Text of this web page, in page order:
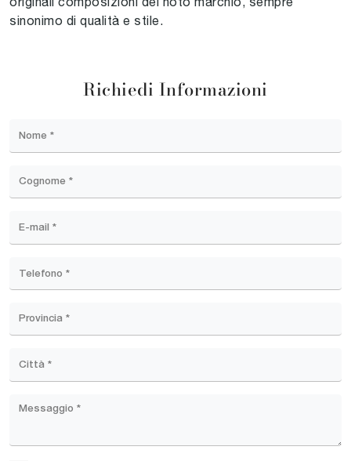
sinonimo di qualità e stile.
Richiedi Informazioni